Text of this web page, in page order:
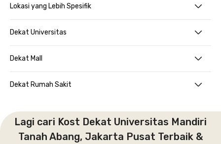
Lokasi yang Lebih Spesifik
Dekat Universitas
Dekat Mall
Dekat Rumah Sakit
Lagi cari Kost Dekat Universitas Mandiri
Tanah Abang, Jakarta Pusat Terbaik &